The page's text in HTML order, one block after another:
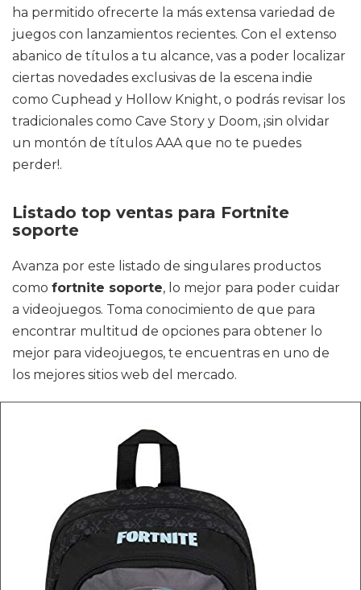
ha permitido ofrecerte la más extensa variedad de
juegos con lanzamientos recientes. Con el extenso
abanico de títulos a tu alcance, vas a poder localizar
ciertas novedades exclusivas de la escena indie
como Cuphead y Hollow Knight, o podrás revisar los
tradicionales como Cave Story y Doom, ¡sin olvidar
un montón de títulos AAA que no te puedes
perder!.
Listado top ventas para Fortnite
soporte
Avanza por este listado de singulares productos
como fortnite soporte, lo mejor para poder cuidar
a videojuegos. Toma conocimiento de que para
encontrar multitud de opciones para obtener lo
mejor para videojuegos, te encuentras en uno de
los mejores sitios web del mercado.